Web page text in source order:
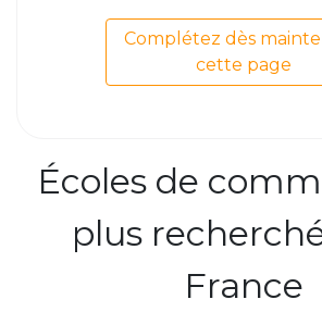
Complétez dès
cette page
Écoles de
plus
France